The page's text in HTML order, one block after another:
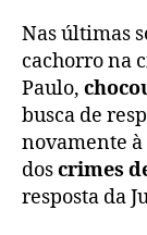
Nas últimas
cachorro na
Paulo,
busca de
novamente
doscrimes
resposta da